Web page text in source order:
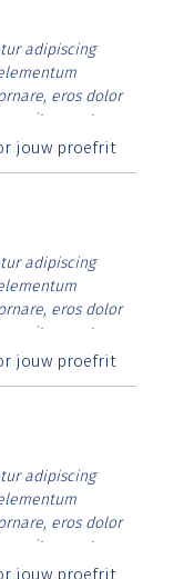
adipiscing
eros dolor
vitae erat.
rutrum lorem
jouw proefrit
adipiscing
eros dolor
vitae erat.
rutrum lorem
jouw proefrit
adipiscing
eros dolor
vitae erat.
rutrum lorem
jouw proefrit